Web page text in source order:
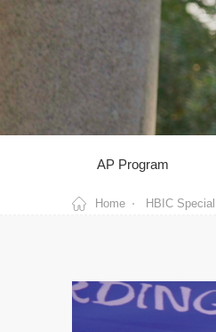
AP Program
Home HBIC